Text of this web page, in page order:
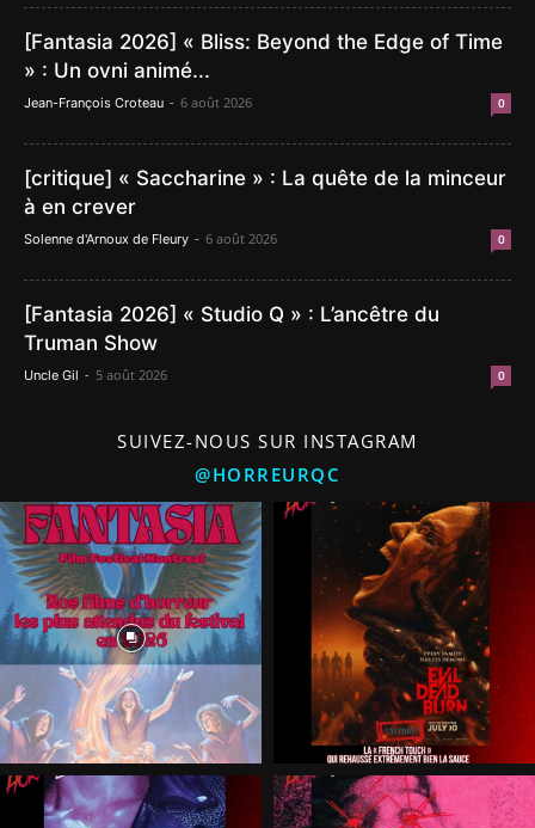
[Fantasia 2026] « Bliss: Beyond the Edge of Time
» : Un ovni animé...
Jean-François Croteau - 6 août 2026 0
[critique] « Saccharine » : La quête de la minceur
à en crever
Solenne d'Arnoux de Fleury - 6 août 2026 0
[Fantasia 2026] « Studio Q » : L’ancêtre du
Truman Show
Uncle Gil - 5 août 2026 0
SUIVEZ-NOUS SUR INSTAGRAM
@HORREURQC